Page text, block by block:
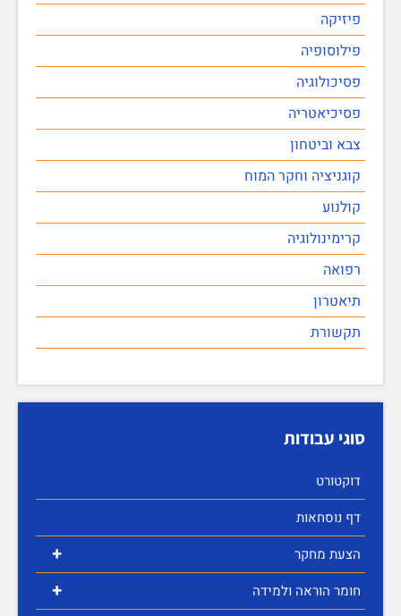
פיזיקה
פילוסופיה
פסיכולוגיה
פסיכיאטריה
צבא וביטחון
קוגניציה וחקר המוח
קולנוע
קרימינולוגיה
רפואה
תיאטרון
תקשורת
סוגי עבודות
דוקטורט
דף נוסחאות
+ הצעת מחקר
+
חומר הוראה ולמידה